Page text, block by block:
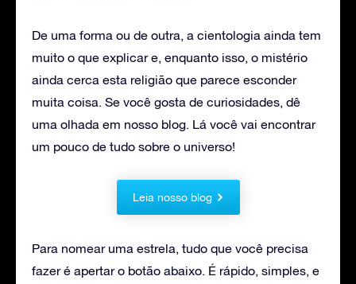
De uma forma ou de outra, a cientologia ainda tem
muito o que explicar e, enquanto isso, o mistério
ainda cerca esta religião que parece esconder
muita coisa. Se você gosta de curiosidades, dê
uma olhada em nosso blog. Lá você vai encontrar
um pouco de tudo sobre o universo!
Leia nosso blog
Para nomear uma estrela, tudo que você precisa
fazer é apertar o botão abaixo. É rápido, simples, e